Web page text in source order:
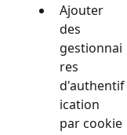
Ajouter
des
gestionnai
res
d'authentif
ication
par cookie